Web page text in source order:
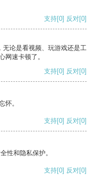
支持[0] 反对[0]
无论是看视频、玩游戏还是工
网速卡顿了。
支持[0] 反对[0]
怀。
支持[0] 反对[0]
性和隐私保护。
支持[0] 反对[0]